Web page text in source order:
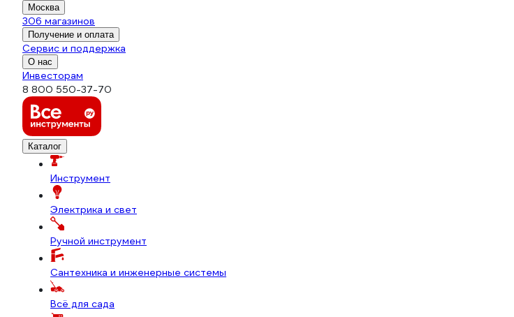
Москва
306 магазинов
Получение и оплата
Сервис и поддержка
О нас
Инвесторам
8 800 550-37-70
Каталог
Инструмент
Электрика и свет
Ручной инструмент
Сантехника и инженерные системы
Всё для сада